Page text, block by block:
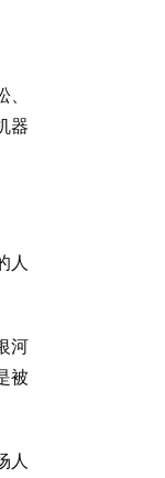
器
人
河
被
人